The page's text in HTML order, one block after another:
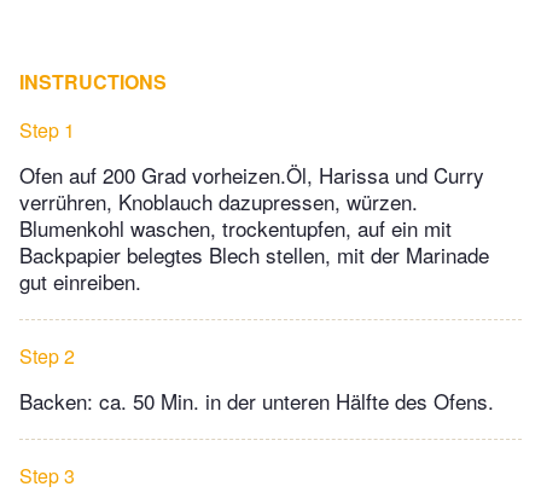
INSTRUCTIONS
Step 1
Ofen auf 200 Grad vorheizen.Öl, Harissa und Curry
verrühren, Knoblauch dazupressen, würzen.
Blumenkohl waschen, trockentupfen, auf ein mit
Backpapier belegtes Blech stellen, mit der Marinade
gut einreiben.
Step 2
Backen: ca. 50 Min. in der unteren Hälfte des Ofens.
Step 3